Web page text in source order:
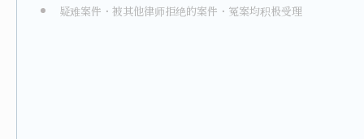
疑难案件・被其他律师拒绝的案件・冤案均积极受理